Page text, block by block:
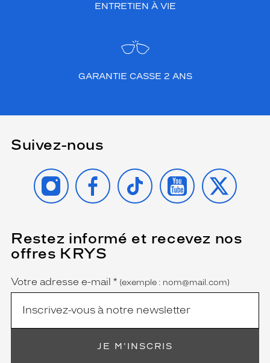
ENTRETIEN À VIE
GARANTIE CASSE 2 ANS
Suivez-nous
INSTAGRAMFACEBOOK
TIKTOK YOUTUBE
X
Restez informé et recevez nos
offres KRYS
Name
Votre adresse e-mail *
(Ce
champ
est
obligatoire)
(exemple : nom@mail.com)
JE M'INSCRIS